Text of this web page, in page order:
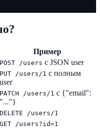
Пример
POST /users с JSON user
PUT /users/1 с полным
user
PATCH /users/1 с {"email":
"..."}
DELETE /users/1
GET /users?id=1